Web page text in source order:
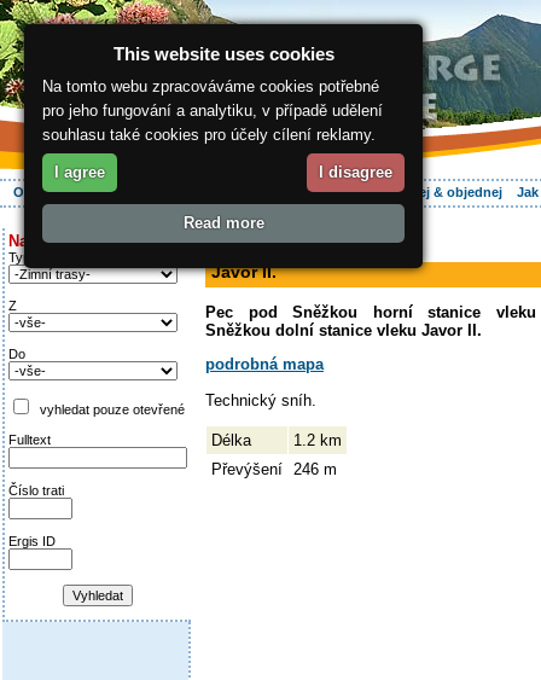
O regionu Aktivně Ubytování Hledej & objednej
Najděte si:
Typ trati
Z
Do
vyhledat pouze otevřené
Fulltext
Číslo trati
Ergis ID
ergis.cz>
Javor II.
Pec pod Sněžkou horní stanice
Sněžkou dolní stanice vleku Javor II.
podrobná mapa
Technický sníh.
Délka
1.2 km
Převýšení
246 m
This website uses cookies
Na tomto webu zpracováváme cookies potřebné
pro jeho fungování a analytiku, v případě udělení
souhlasu také cookies pro účely cílení reklamy.
I agree I disagree
Read more